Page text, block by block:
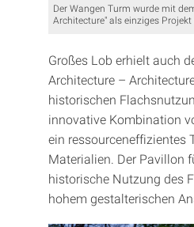
Der Wangen Turm wurde mit
Architecture" als einziges Projekt
Großes Lob erhielt auch
Architecture –
historischen
innovative Kombination
ein ressourceneffizientes
Materialien. Der Pavillon
historische Nutzung des
hohem gestalterischen